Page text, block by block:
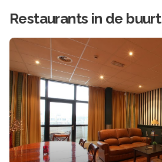
Restaurants in de buurt